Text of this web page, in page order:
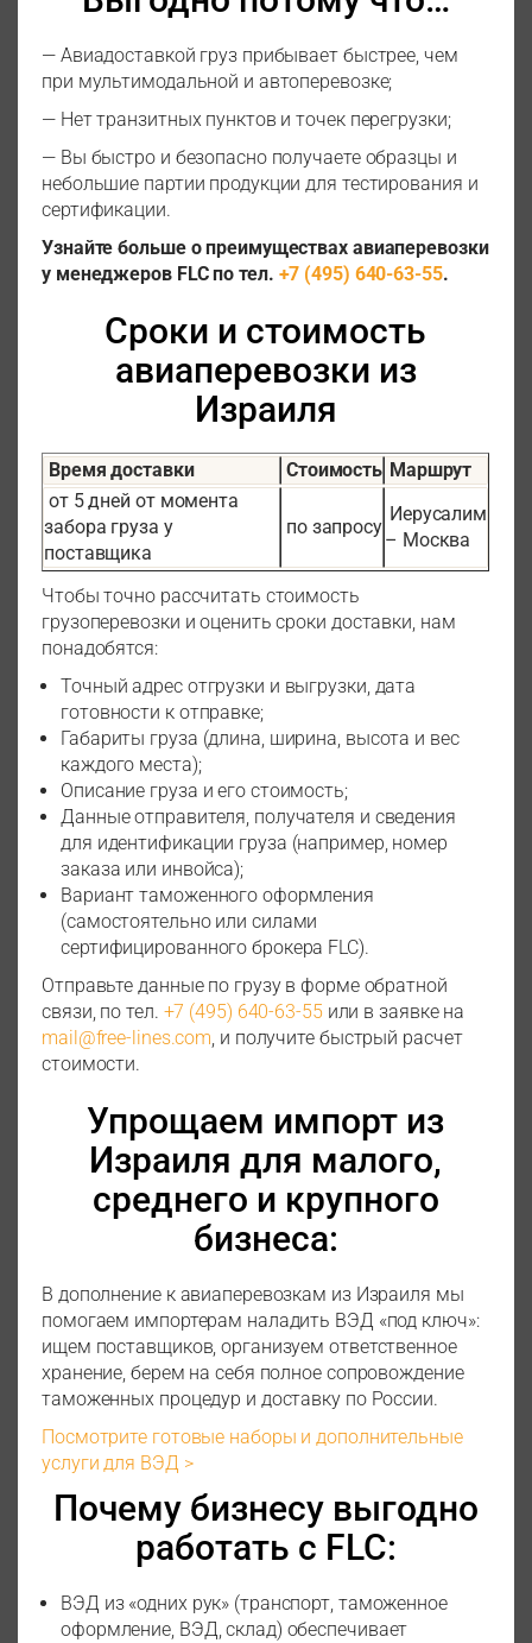
— Авиадоставкой груз прибывает быстрее, чем
при мультимодальной и автоперевозке;
— Нет транзитных пунктов и точек перегрузки;
— Вы быстро и безопасно получаете образцы и
небольшие партии продукции для тестирования и
сертификации.
Узнайте больше о преимуществах авиаперевозки
у менеджеров FLC по тел. +7 (495) 640-63-55.
Сроки и стоимость
авиаперевозки из
Израиля
Время доставки Стоимость Маршрут
от 5 дней от момента
забора груза у
поставщика
по запросу
Иерусалим
– Москва
Чтобы точно рассчитать стоимость
грузоперевозки и оценить сроки доставки, нам
понадобятся:
Точный адрес отгрузки и выгрузки, дата
готовности к отправке;
Габариты груза (длина, ширина, высота и вес
каждого места);
Описание груза и его стоимость;
Данные отправителя, получателя и сведения
для идентификации груза (например, номер
заказа или инвойса);
Вариант таможенного оформления
(самостоятельно или силами
сертифицированного брокера FLC).
Отправьте данные по грузу в форме обратной
связи, по тел. +7 (495) 640-63-55или в заявке на
mail@free-lines.com, и получите быстрый расчет
стоимости.
Упрощаем импорт из
Израиля для малого,
среднего и крупного
бизнеса:
В дополнение к авиаперевозкам из Израиля мы
помогаем импортерам наладить ВЭД «под ключ»:
ищем поставщиков, организуем ответственное
хранение, берем на себя полное сопровождение
таможенных процедур и доставку по России.
Посмотрите готовые наборы и дополнительные
услуги для ВЭД >
Почему бизнесу выгодно
работать с FLC:
ВЭД из «одних рук» (транспорт, таможенное
оформление, ВЭД, склад) обеспечивает